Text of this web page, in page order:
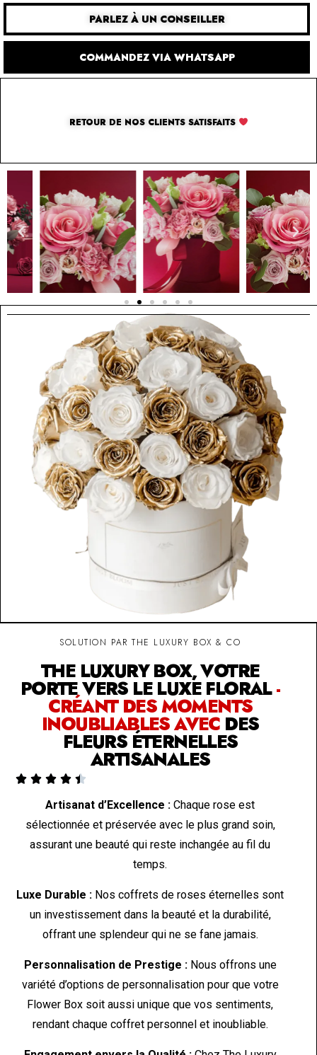
PARLEZ À UN CONSEILLER
COMMANDEZ VIA WHATSAPP
RETOUR DE NOS CLIENTS SATISFAITS
SOLUTION PAR THE LUXURY BOX & CO
THE LUXURY BOX, VOTRE
PORTE VERS LE LUXE FLORAL-
CRÉANT DES MOMENTS
INOUBLIABLES AVEC DES
FLEURS ÉTERNELLES
ARTISANALES
    
Artisanat d’Excellence : Chaque rose est
sélectionnée et préservée avec le plus grand soin,
assurant une beauté qui reste inchangée au fil du
temps.
Luxe Durable : Nos coffrets de roses éternelles sont
un investissement dans la beauté et la durabilité,
offrant une splendeur qui ne se fane jamais.
Personnalisation de Prestige :Nous offrons une
variété d’options de personnalisation pour que votre
Flower Box soit aussi unique que vos sentiments,
rendant chaque coffret personnel et inoubliable.